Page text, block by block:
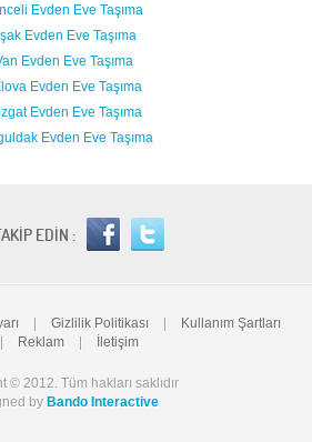
Evden Eve Taşıma
Evden Eve Taşıma
Evden Eve Taşıma
Evden Eve Taşıma
Evden Eve Taşıma
Evden Eve Taşıma
EDİN :
| Gizlilik Politikası |
Kullanım Şartları
|
Reklam | İletişim
© 2012. Tüm hakları saklıdır
by Bando Interactive